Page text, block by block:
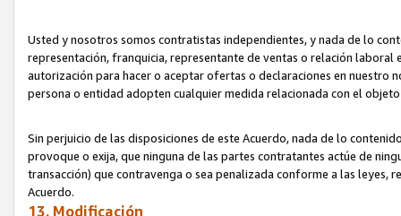
Usted y nosotros somos contratistas independientes, y nada de lo
representación, franquicia, representante de ventas o relación
autorización para hacer o aceptar ofertas o declaraciones en nuestro
persona o entidad adopten cualquier medida relacionada con el
Sin perjuicio de las disposiciones de este Acuerdo, nada de lo
provoque o exija, que ninguna de las partes contratantes actúe de
transacción) que contravenga o sea penalizada conforme a las leyes,
Acuerdo.
13. Modificación